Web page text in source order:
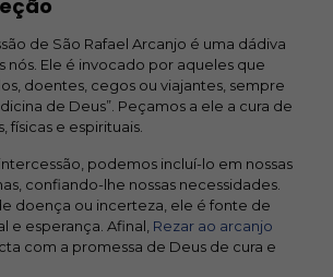
de São Rafael Arcanjo é uma dádiva
nós. Ele é invocado por aqueles que
doentes, cegos ou viajantes, sempre
de Deus”. Peçamos a ele a cura de
físicas e espirituais.
podemos incluí-lo em nossas
confiando-lhe nossas necessidades.
doença ou incerteza, ele é fonte de
e esperança. Afinal, Rezar ao arcanjo
com a promessa de Deus de cura e